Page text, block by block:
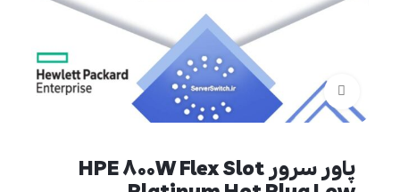
برای بزرگنمایی کلیک کنید
پاور سرور HPE 800W Flex Slot